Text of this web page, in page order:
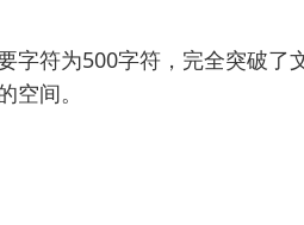
字符为500字符，完全突破了
间。